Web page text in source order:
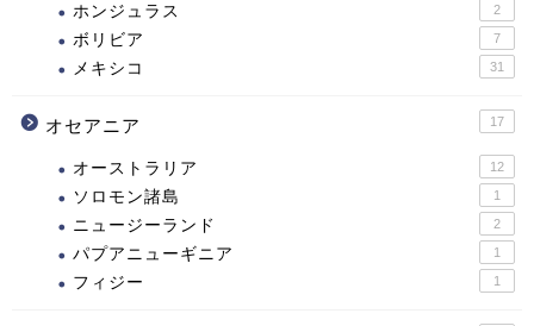
ホンジュラス 2
ボリビア 7
メキシコ 31
オセアニア 17
オーストラリア 12
ソロモン諸島 1
ニュージーランド 2
パプアニューギニア 1
フィジー 1